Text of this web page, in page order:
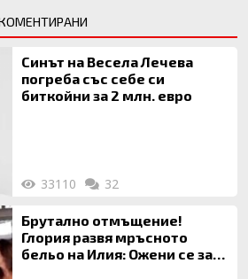
Синът на Весела Лечева
погреба със себе си
биткойни за 2 млн. евро
33110 32
Брутално отмъщение!
Глория развя мръсното
бельо на Илия: Ожени се за